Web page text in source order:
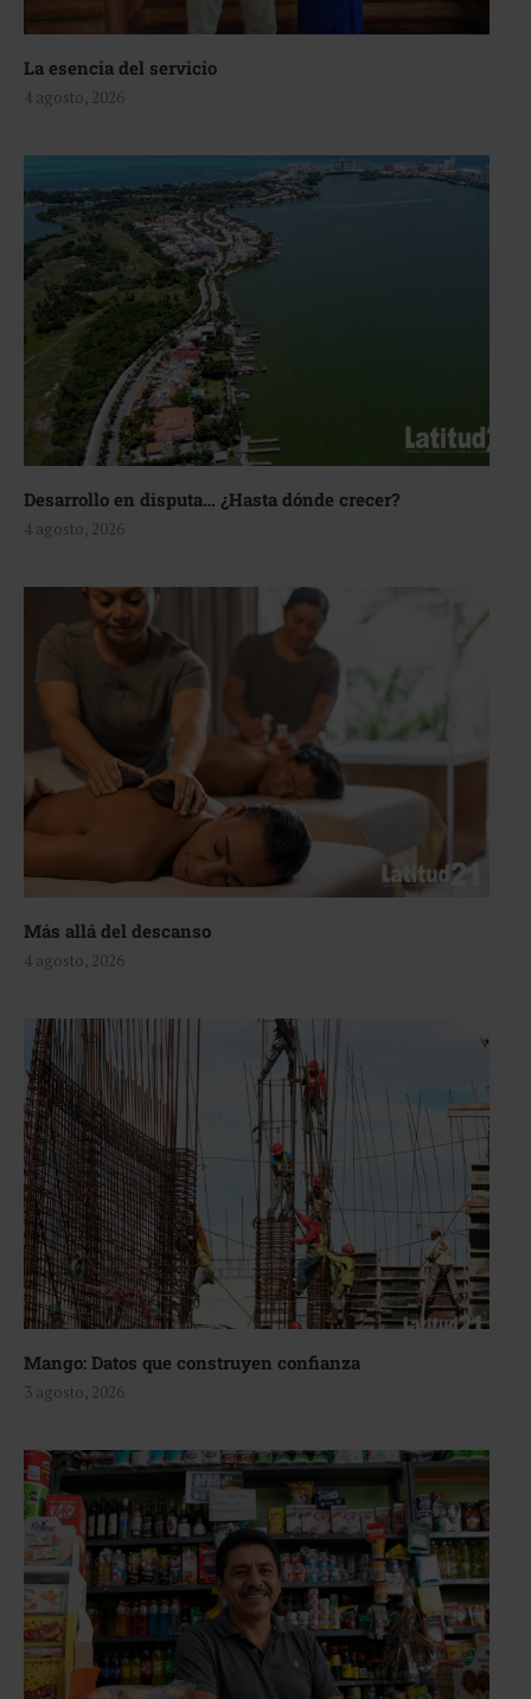
La esencia del servicio
4 agosto, 2026
Desarrollo en disputa… ¿Hasta dónde crecer?
4 agosto, 2026
Más allá del descanso
4 agosto, 2026
Mango: Datos que construyen confianza
3 agosto, 2026